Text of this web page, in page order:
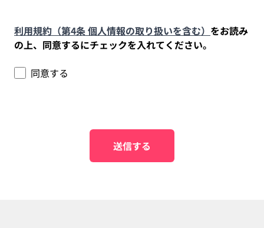
利用規約（第4条 個人情報の取り扱いを含む） をお読み
の上、同意するにチェックを入れてください。
同意する
送信する